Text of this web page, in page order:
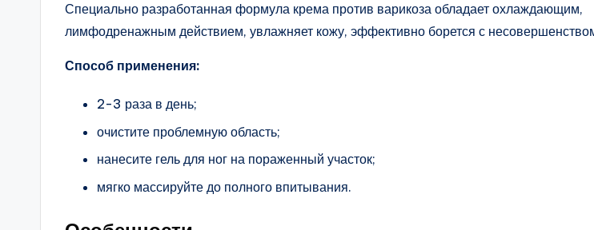
Специально разработанная формула крема против варикоза обладает охлаждающим,
лимфодренажным действием, увлажняет кожу, эффективно борется с
Способ применения:
2-3 раза в день;
очистите проблемную область;
нанесите гель для ног на пораженный участок;
мягко массируйте до полного впитывания.